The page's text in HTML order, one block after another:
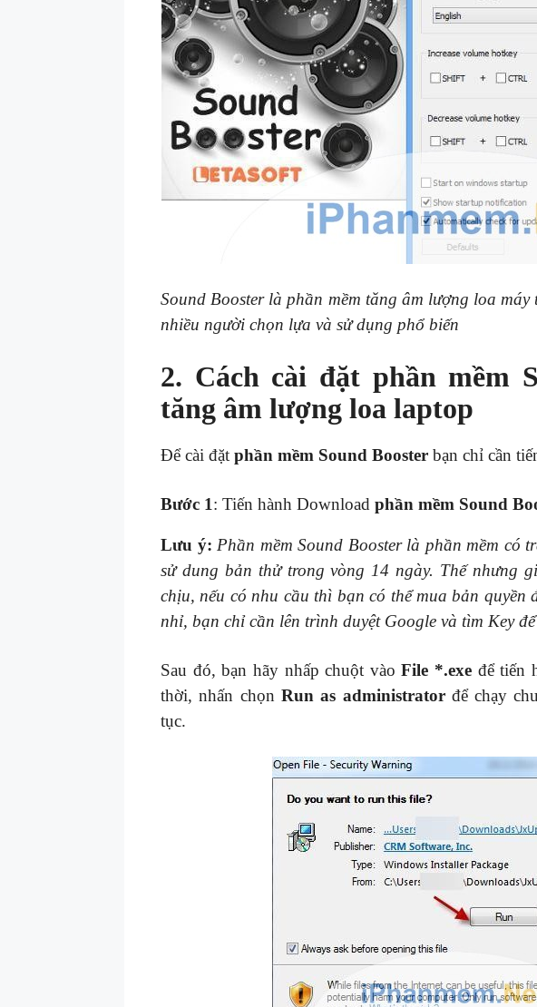
Sound Booster là phần mềm tăng âm lượng loa
nhiều người chọn lựa và sử dụng phổ biến
2. Cách cài đặt phần mềm
tăng âm lượng loa laptop
Để cài đặt phần mềm Sound Booster bạn chỉ cần
Bước 1: Tiến hành Download phần mềm Sound
Lưu ý:Phần mềm Sound Booster là phần mềm có
sử dung bản thử trong vòng 14 ngày. Thế nhưng
chịu, nếu có nhu cầu thì bạn có thể mua bản quyền
nhỉ, bạn chỉ cần lên trình duyệt Google và tìm Key
Sau đó, bạn hãy nhấp chuột vàoFile *.exe để tiến
thời, nhấn chọn Run as administratorđể chạy
tục.